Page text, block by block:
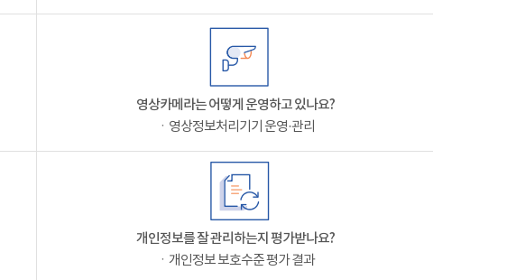
영상카메라는 어떻게 운영하고 있나요?
ㆍ영상정보처리기기 운영·관리
개인정보를 잘 관리하는지 평가받나요?
ㆍ개인정보 보호수준 평가 결과